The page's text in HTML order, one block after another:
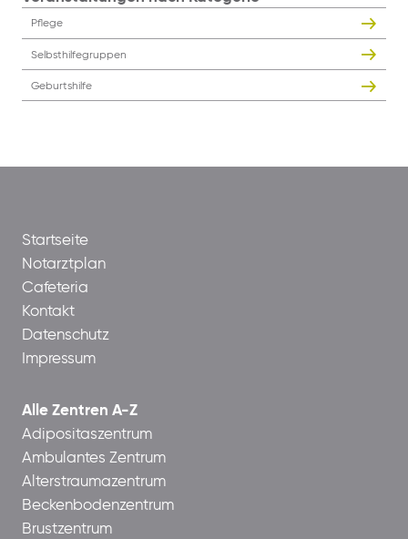
Pflege
Selbsthilfegruppen
Geburtshilfe
Startseite
Notarztplan
Cafeteria
Kontakt
Datenschutz
Impressum
Alle Zentren A-Z
Adipositaszentrum
Ambulantes Zentrum
Alterstraumazentrum
Beckenbodenzentrum
Brustzentrum